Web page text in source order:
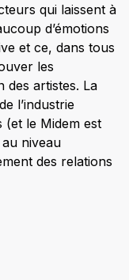
qui laissent à
d’émotions
et ce, dans tous
les
des artistes. La
l’industrie
(et le Midem est
au niveau
des relations